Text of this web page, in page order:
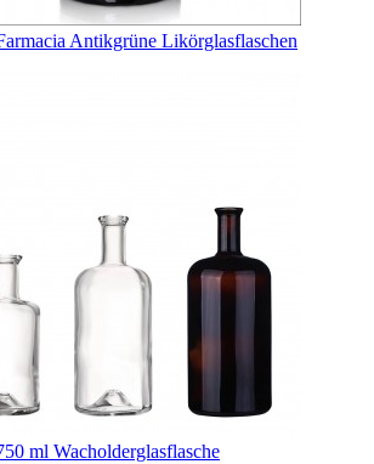
Antikgrüne Likörglasflaschen
ml Wacholderglasflasche